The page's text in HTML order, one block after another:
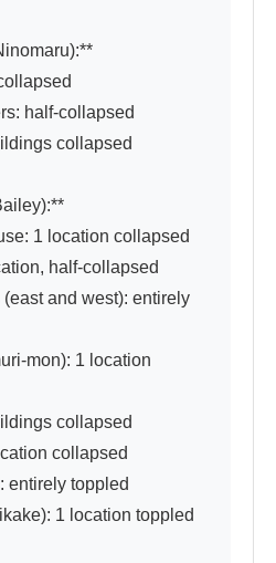
half-collapsed
collapsed
1 location collapsed
half-collapsed
and west): entirely
mon): 1 location
collapsed
collapsed
entirely toppled
1 location toppled